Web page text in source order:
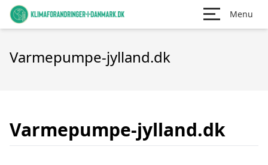
Menu
Varmepumpe-jylland.dk
Varmepumpe-jylland.dk